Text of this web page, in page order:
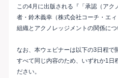
この4月に出版される『「承認（アク
者・鈴木義幸（株式会社コーチ・エィ
組織とアクノレッジメントの関係につ
なお、本ウェビナーは以下の3日程で
すべて同じ内容のため、いずれか1日
ださい。